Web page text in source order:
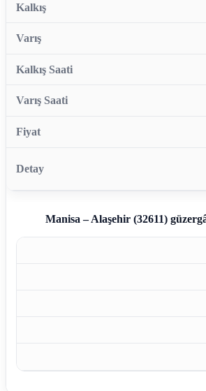
Manisa – Alaşehir (32611)